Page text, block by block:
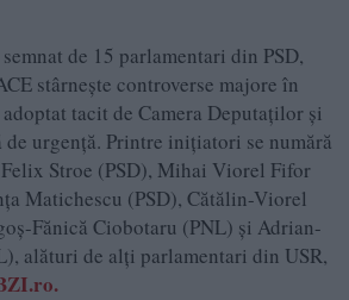
de 15 parlamentari din PSD,
stârnește controverse majore în
adoptat tacit de Camera Deputaților și
de urgență. Printre inițiatori se numără
Stroe (PSD), Mihai Viorel Fifor
Matichescu (PSD), Cătălin-Viorel
Fănică Ciobotaru (PNL) și Adrian-
alături de alți parlamentari din USR,